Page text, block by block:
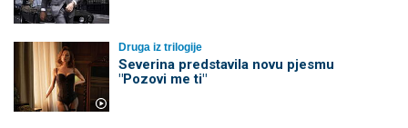
Druga iz trilogije
Severina predstavila novu pjesmu
"Pozovi me ti"